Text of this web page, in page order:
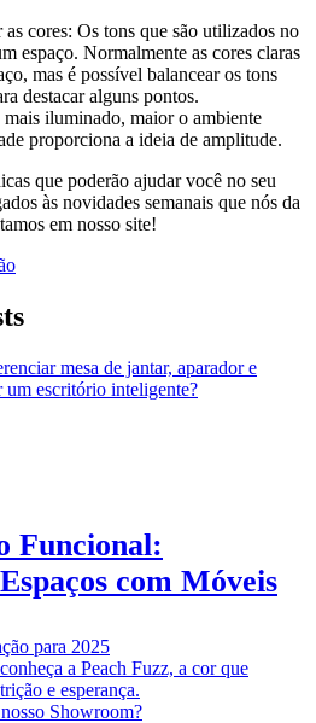
as cores: Os tons que são utilizados no
espaço. Normalmente as cores claras
mas é possível balancear os tons
destacar alguns pontos.
iluminado, maior o ambiente
proporciona a ideia de amplitude.
que poderão ajudar você no seu
às novidades semanais que nós da
em nosso site!
mesa de jantar, aparador e
um escritório inteligente?
Funcional:
com Móveis
para 2025
a Peach Fuzz, a cor que
e esperança.
Showroom?